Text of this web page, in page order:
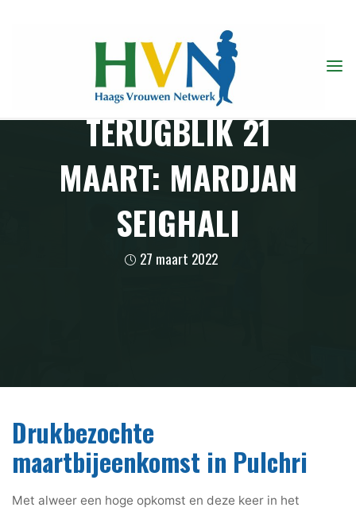
TERUGBLIK 21
MAART: MARDJAN
SEIGHALI
27 maart 2022
Drukbezochte
maartbijeenkomst in Pulchri
Met alweer een hoge opkomst en deze keer in het